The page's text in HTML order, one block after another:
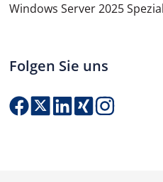
Produkt Anzahl:
Windows Server 2025
Folgen Sie uns